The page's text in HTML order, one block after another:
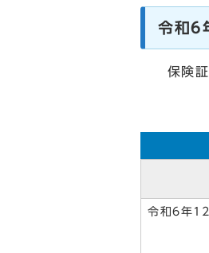
令和6
保険証
令和6年